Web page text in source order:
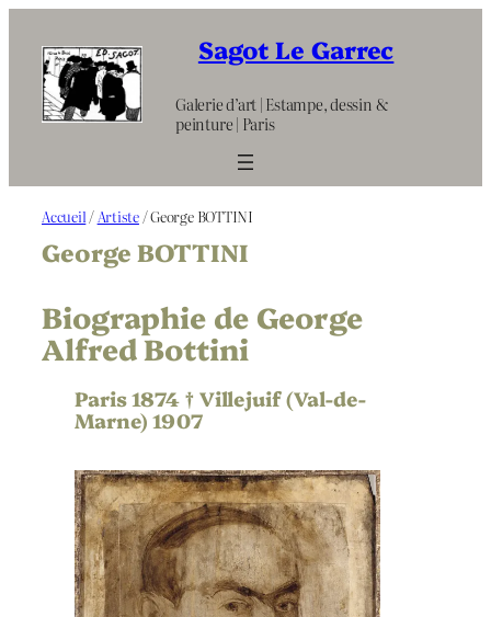
contenu
Sagot Le Garrec
Galerie d’art | Estampe, dessin &
peinture | Paris
Accueil / Artiste/ George BOTTINI
George BOTTINI
Biographie de George
Alfred Bottini
Paris 1874 † Villejuif (Val-de-
Marne) 1907